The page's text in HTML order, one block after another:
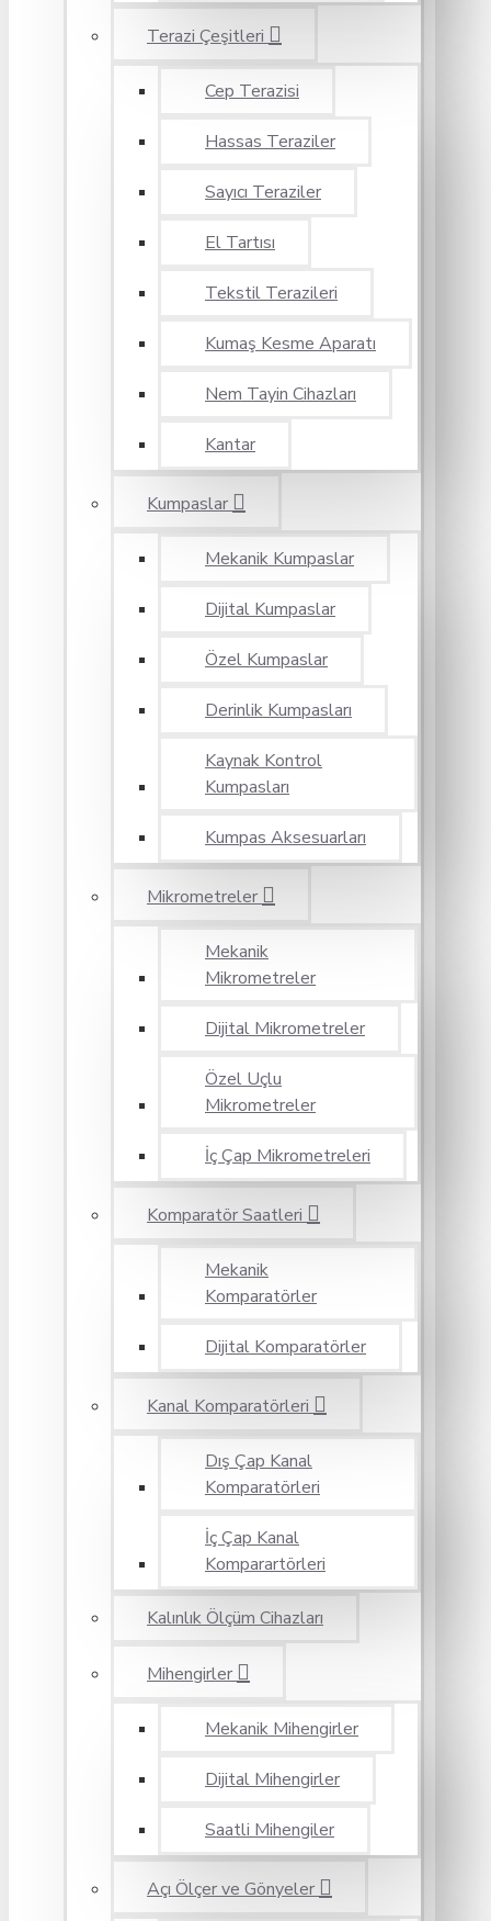
Terazi Çeşitleri
Cep Terazisi
Hassas Teraziler
Sayıcı Teraziler
El Tartısı
Tekstil Terazileri
Kumaş Kesme Aparatı
Nem Tayin Cihazları
Kantar
Kumpaslar
Mekanik Kumpaslar
Dijital Kumpaslar
Özel Kumpaslar
Derinlik Kumpasları
Kaynak Kontrol
Kumpasları
Kumpas Aksesuarları
Mikrometreler
Mekanik
Mikrometreler
Dijital Mikrometreler
Özel Uçlu
Mikrometreler
İç Çap Mikrometreleri
Komparatör Saatleri
Mekanik
Komparatörler
Dijital Komparatörler
Kanal Komparatörleri
Dış Çap Kanal
Komparatörleri
İç Çap Kanal
Komparartörleri
Kalınlık Ölçüm Cihazları
Mihengirler
Mekanik Mihengirler
Dijital Mihengirler
Saatli Mihengiler
Açı Ölçer ve Gönyeler